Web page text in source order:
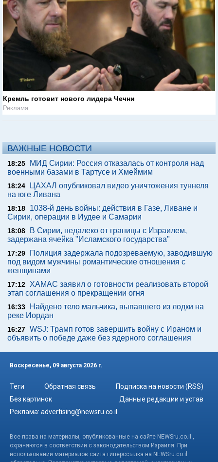
Кремль готовит нового лидера Чечни
Реклама
ВАЖНЫЕ НОВОСТИ
18:25
МИД Сирии: Россия отказалась от контроля над
военными базами в Тартусе и Хмеймим
18:24
ЦАХАЛ опубликовал видео уничтожения туннеля
на юге Ливана
18:18
1038-й день войны: действия в Газе, Ливане и
Сирии, операции в Иудее и Самарии
18:08
В Сирии, недалеко от границы с Израилем,
задержана ячейка "Исламского государства"
17:29
Полиция задержала подозреваемую, заводившую
под видом мужчины романтические отношения с
женщинами
17:12 ХАМАС заявил о готовности реализовать второй
этап соглашения о прекращении огня
16:33
Найдено тело мальчика, выпавшего из лодки на
реке Иордан
16:27 WSJ: Трамп готов завершить войну с Ираном и
объявить о победе даже без ядерного соглашения
Воскресенье, 09 августа 2026 г.
Теги Обратная связь
Подписка на новости (RSS)
Без картинок
Данные редакции и устав
Реклама: advertising@newsru.co.il
Все права на материалы, опубликованные на сайте NEWSru.co.il ,
охраняются в соответствии с законодательством Израиля. При
использовании материалов сайта гиперссылка на NEWSru.co.il